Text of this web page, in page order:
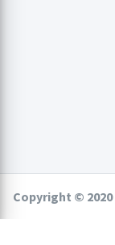
Copyright © 2020